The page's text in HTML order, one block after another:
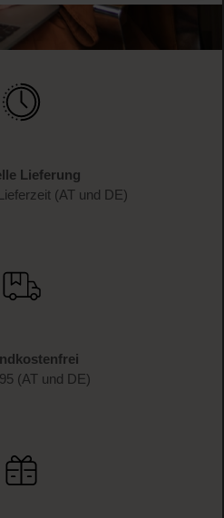
Lieferung
(AT und DE)
(AT und DE)